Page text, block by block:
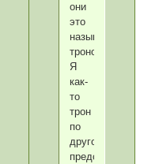
они
это
называют
троном.
Я
как-
то
трон
по
другому
представляю.